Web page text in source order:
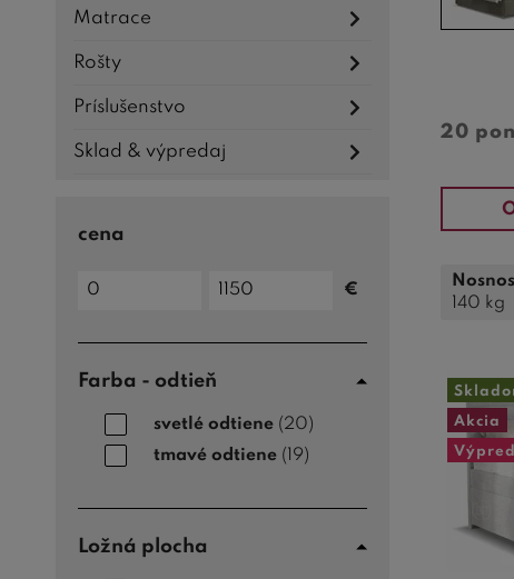
Matrace
Rošty
Príslušenstvo
Sklad & výpredaj
cena
Cena
Cena
do
€
Farba - odtieň
svetlé odtiene (20)
tmavé odtiene (19)
Ložná plocha
20
140 kg
Akcia